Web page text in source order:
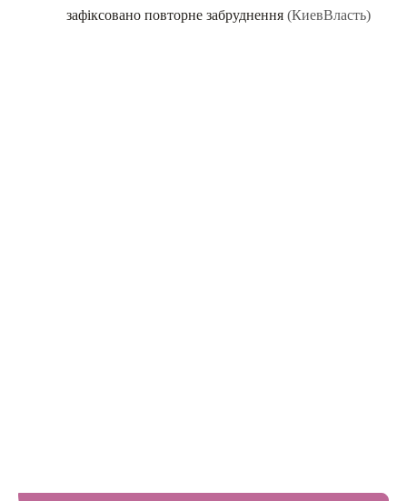
зафіксовано повторне забруднення (КиевВласть)